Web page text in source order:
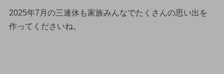
2025年7月の三連休も家族みんなでたくさんの思い出を
作ってくださいね。